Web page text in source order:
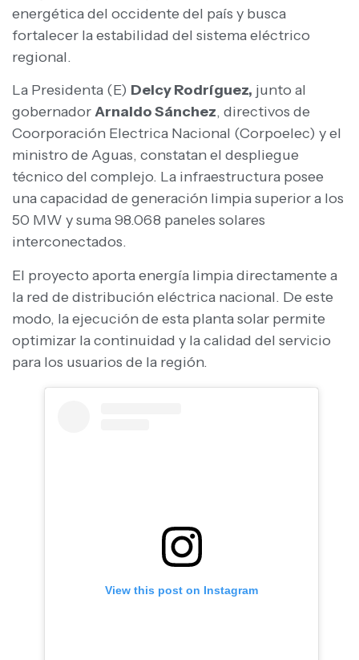
energética del occidente del país y busca
fortalecer la estabilidad del sistema eléctrico
regional.
La Presidenta (E) Delcy Rodríguez, junto al
gobernadorArnaldo Sánchez, directivos de
Coorporación Electrica Nacional (Corpoelec) y el
ministro de Aguas, constatan el despliegue
técnico del complejo. La infraestructura posee
una capacidad de generación limpia superior a los
50 MW y suma 98.068 paneles solares
interconectados.
El proyecto aporta energía limpia directamente a
la red de distribución eléctrica nacional. De este
modo, la ejecución de esta planta solar permite
optimizar la continuidad y la calidad del servicio
para los usuarios de la región.
View this post on Instagram